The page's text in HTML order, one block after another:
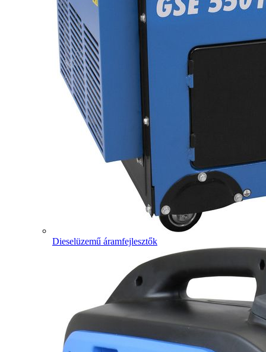
Dieselüzemű áramfejlesztők